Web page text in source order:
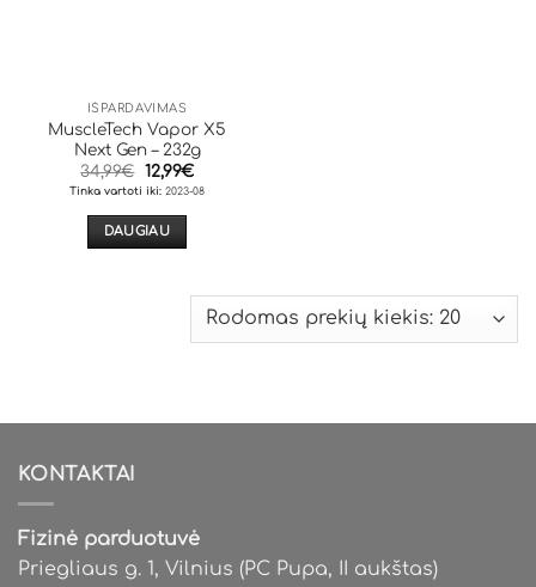
IŠPARDAVIMAS
MuscleTech Vapor X5
Next Gen – 232g
34,99€ Original
price
34,99€.
12,99€Current
price
Tinka vartoti iki: 2023-08
DAUGIAU
KONTAKTAI
Fizinė parduotuvė
Priegliaus g. 1, Vilnius (PC Pupa, II aukštas)